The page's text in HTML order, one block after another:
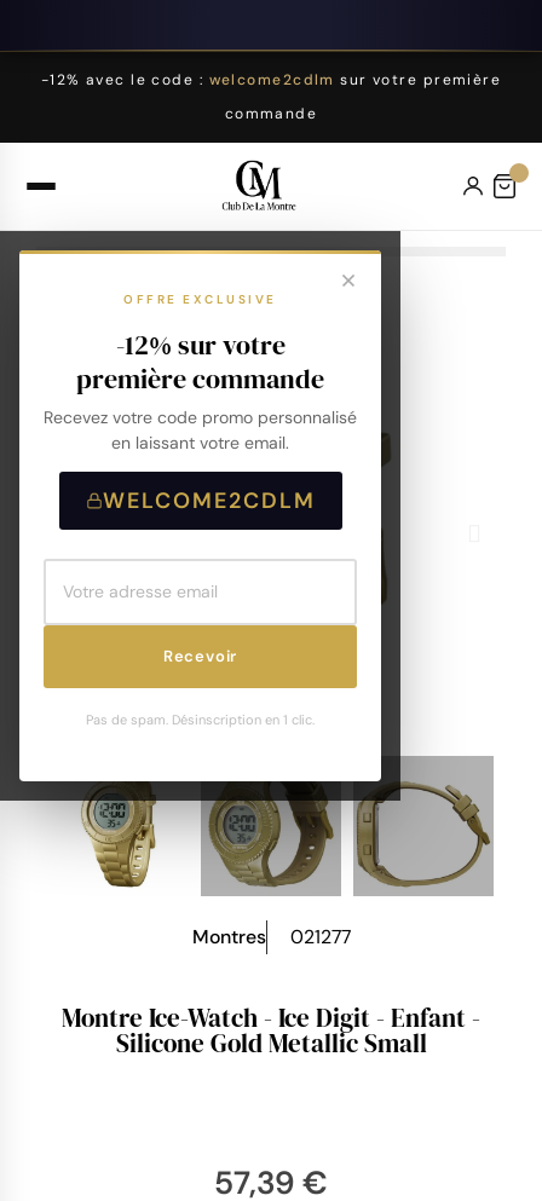
-12% avec le code : welcome2cdlm sur votre première
commande
OFFRE EXCLUSIVE
-12% sur votre
première commande
Recevez votre code promo personnalisé
en laissant votre email.
WELCOME2CDLM
Recevoir
Pas de spam. Désinscription en 1 clic.
Montres 021277
Montre Ice-Watch - Ice Digit - Enfant -
Silicone Gold Metallic Small
57,39 €